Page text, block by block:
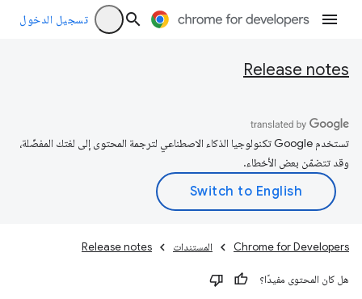
تسجيل الدخول
Release notes
تستخدم Google تكنولوجيا الذكاء الاصطناعي لترجمة المحتوى إلى لغتك المفضّلة،
وقد تتضمّن بعض الأخطاء.
Chrome for Developers المستندات Release notes
هل كان المحتوى مفيدًا؟